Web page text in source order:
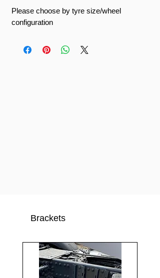
Please choose by tyre size/wheel
configuration
Brackets